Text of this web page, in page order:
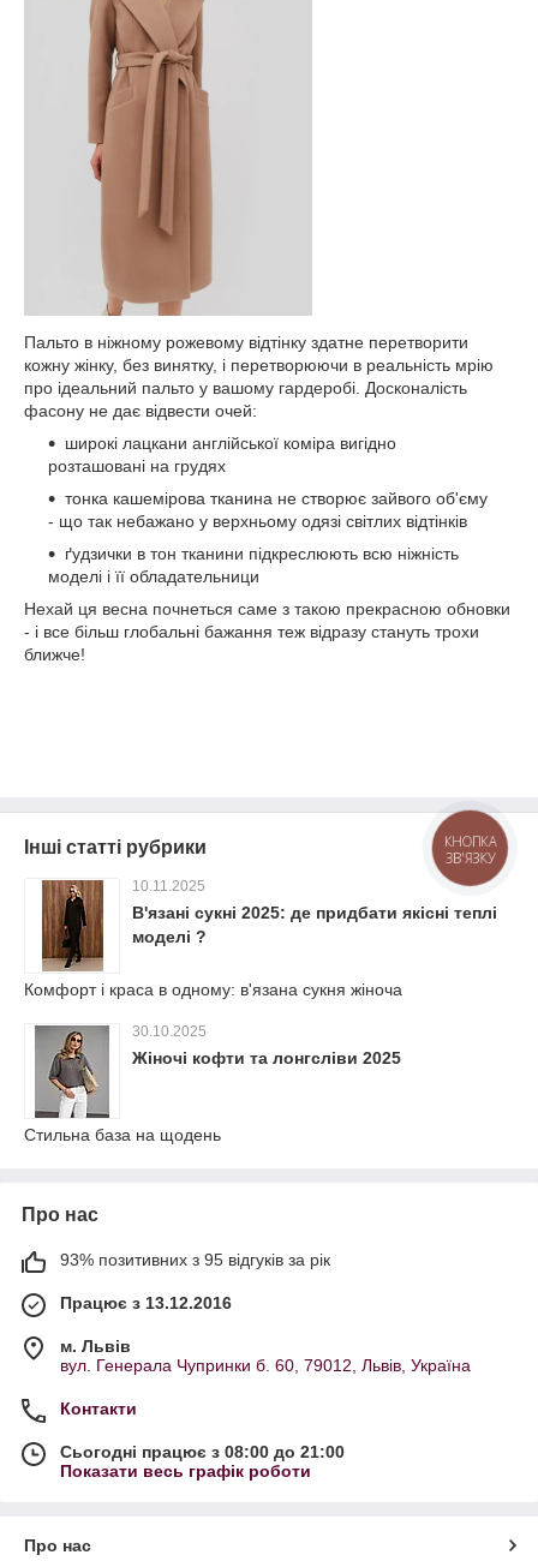
Пальто в ніжному рожевому відтінку здатне перетворити
кожну жінку, без винятку, і перетворюючи в реальність мрію
про ідеальний пальто у вашому гардеробі. Досконалість
фасону не дає відвести очей:
широкі лацкани англійської коміра вигідно
розташовані на грудях
тонка кашемірова тканина не створює зайвого об'єму
- що так небажано у верхньому одязі світлих відтінків
ґудзички в тон тканини підкреслюють всю ніжність
моделі і її обладательници
Нехай ця весна почнеться саме з такою прекрасною обновки
- і все більш глобальні бажання теж відразу стануть трохи
ближче!
Інші статті рубрики
10.11.2025
В'язані сукні 2025: де придбати якісні теплі
моделі ?
Комфорт і краса в одному: в'язана сукня жіноча
30.10.2025
Жіночі кофти та лонгсліви 2025
Стильна база на щодень
Про нас
93% позитивних з 95 відгуків за рік
Працює з 13.12.2016
м. Львів
вул. Генерала Чупринки б. 60, 79012, Львів, Україна
Контакти
Сьогодні працює з 08:00 до 21:00
Показати весь графік роботи
Про нас
КНОПКА
ЗВ'ЯЗКУ